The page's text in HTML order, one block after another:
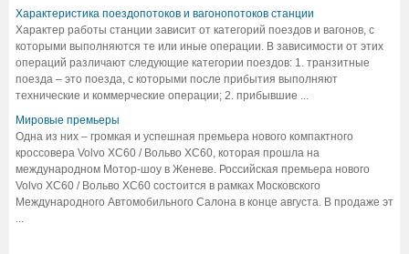
Характеристика поездопотоков и вагонопотоков станции
Характер работы станции зависит от категорий поездов и вагонов, с
которыми выполняются те или иные операции. В зависимости от этих
операций различают следующие категории поездов: 1. транзитные
поезда – это поезда, с которыми после прибытия выполняют
технические и коммерческие операции; 2. прибывшие ...
Мировые премьеры
Одна из них – громкая и успешная премьера нового компактного
кроссовера Volvo XC60 / Вольво XC60, которая прошла на
международном Мотор-шоу в Женеве. Российская премьера нового
Volvo XC60 / Вольво XC60 состоится в рамках Московского
Международного Автомобильного Салона в конце августа. В продаже эт